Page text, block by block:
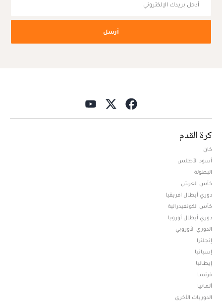
أرسل
كرة القدم
كان
أسود الأطلس
البطولة
كأس العرش
دوري أبطال افريقيا
كأس الكونفيدرالية
دوري أبطال أوروبا
الدوري الأوروبي
إنجلترا
إسبانيا
إيطاليا
فرنسا
ألمانيا
الدوريات الأخرى